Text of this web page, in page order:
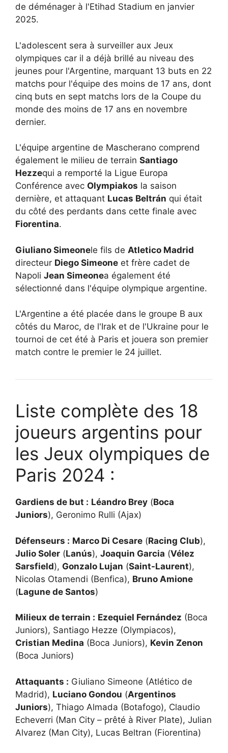
de déménager à l'Etihad Stadium en janvier
2025.
L'adolescent sera à surveiller aux Jeux
olympiques car il a déjà brillé au niveau des
jeunes pour l'Argentine, marquant 13 buts en 22
matchs pour l'équipe des moins de 17 ans, dont
cinq buts en sept matchs lors de la Coupe du
monde des moins de 17 ans en novembre
dernier.
L'équipe argentine de Mascherano comprend
également le milieu de terrain Santiago
Hezzequi a remporté la Ligue Europa
Conférence avec Olympiakos la saison
dernière, et attaquant Lucas Beltrán qui était
du côté des perdants dans cette finale avec
Fiorentina.
Giuliano Simeonele fils de Atletico Madrid
directeur Diego Simeone et frère cadet de
Napoli Jean Simeonea également été
sélectionné dans l'équipe olympique argentine.
L'Argentine a été placée dans le groupe B aux
côtés du Maroc, de l'Irak et de l'Ukraine pour le
tournoi de cet été à Paris et jouera son premier
match contre le premier le 24 juillet.
Liste complète des 18
joueurs argentins pour
les Jeux olympiques de
Paris 2024 :
Gardiens de but : Léandro Brey (Boca
Juniors), Geronimo Rulli (Ajax)
Défenseurs : Marco Di Cesare (Racing Club),
Julio Soler (Lanús), Joaquin Garcia (Vélez
Sarsfield), Gonzalo Lujan (Saint-Laurent),
Nicolas Otamendi (Benfica), Bruno Amione
(Lagune de Santos)
Milieux de terrain : Ezequiel Fernández (Boca
Juniors), Santiago Hezze (Olympiacos),
Cristian Medina (Boca Juniors), Kevin Zenon
(Boca Juniors)
Attaquants : Giuliano Simeone (Atlético de
Madrid), Luciano Gondou (Argentinos
Juniors), Thiago Almada (Botafogo), Claudio
Echeverri (Man City – prêté à River Plate), Julian
Alvarez (Man City), Lucas Beltran (Fiorentina)